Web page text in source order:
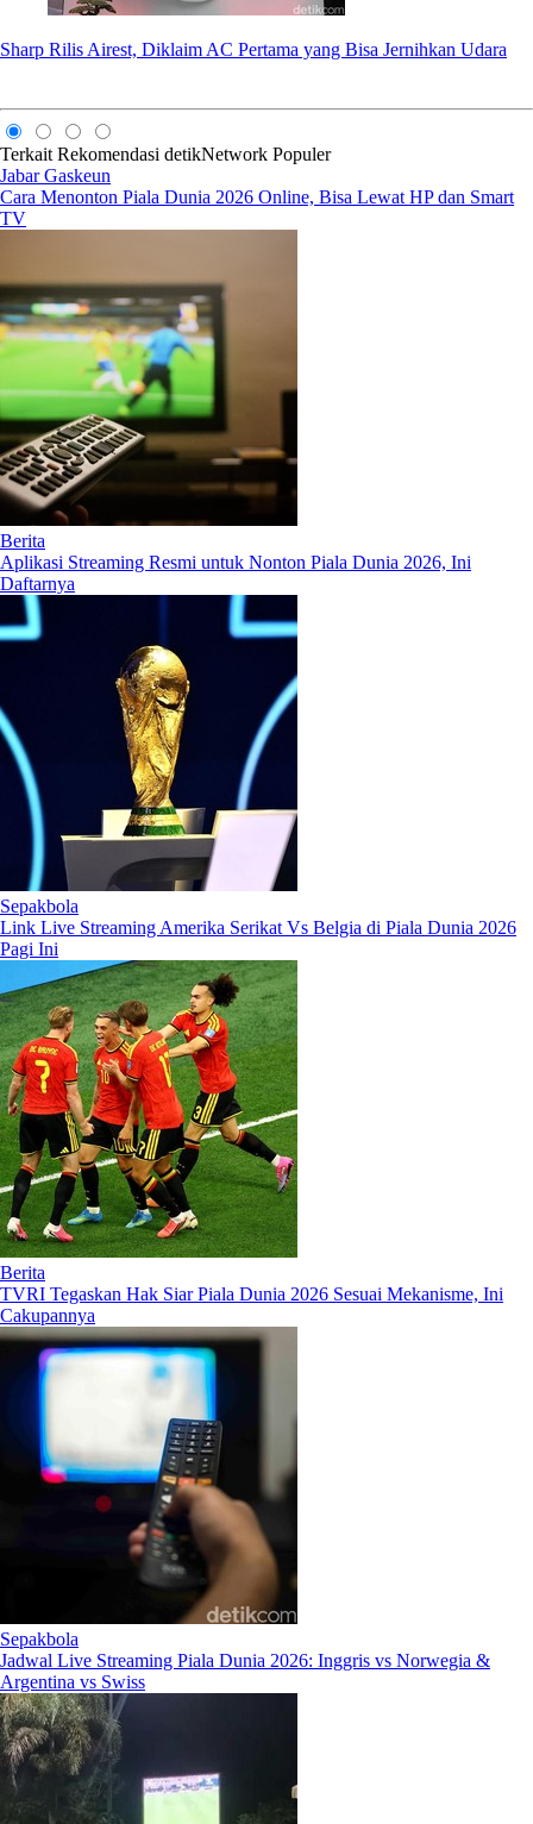
Sharp Rilis Airest, Diklaim AC Pertama yang Bisa Jernihkan Udara
Terkait Rekomendasi detikNetwork Populer
Jabar Gaskeun
Cara Menonton Piala Dunia 2026 Online, Bisa Lewat HP dan Smart
TV
Berita
Aplikasi Streaming Resmi untuk Nonton Piala Dunia 2026, Ini
Daftarnya
Sepakbola
Link Live Streaming Amerika Serikat Vs Belgia di Piala Dunia 2026
Pagi Ini
Berita
TVRI Tegaskan Hak Siar Piala Dunia 2026 Sesuai Mekanisme, Ini
Cakupannya
Sepakbola
Jadwal Live Streaming Piala Dunia 2026: Inggris vs Norwegia &
Argentina vs Swiss